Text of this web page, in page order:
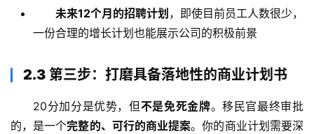
未来12个月的招聘计划 ，即使目前员工人数很少，
一份合理的增长计划也能展示公司的积极前景
2.3 第三步：打磨具备落地性的商业计划书
20分加分是优势，但不是免死金牌。移民官最终审批
的，是一个完整的、可行的商业提案。你的商业计划需要深